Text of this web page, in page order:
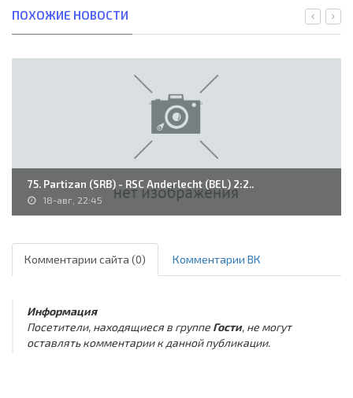
ПОХОЖИЕ НОВОСТИ
75. Partizan (SRB) - RSC Anderlecht (BEL) 2:2..
18-авг, 22:45
Комментарии сайта (0) Комментарии ВК
Информация
Посетители, находящиеся в группе Гости, не могут
оставлять комментарии к данной публикации.